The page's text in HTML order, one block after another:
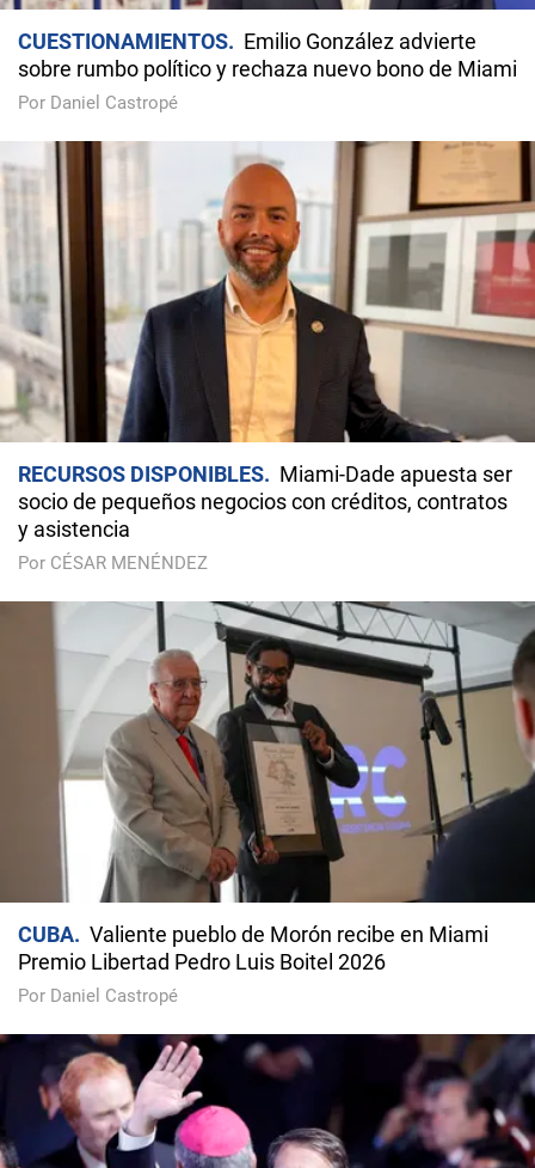
CUESTIONAMIENTOS
Emilio González advierte
sobre rumbo político y rechaza nuevo bono de Miami
Por Daniel Castropé
RECURSOS DISPONIBLES
Miami-Dade apuesta ser
socio de pequeños negocios con créditos, contratos
y asistencia
Por CÉSAR MENÉNDEZ
CUBA
Valiente pueblo de Morón recibe en Miami
Premio Libertad Pedro Luis Boitel 2026
Por Daniel Castropé